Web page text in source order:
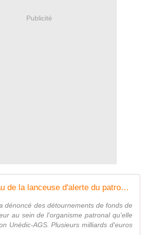
Publicité
Qui veut la peau de la lanceuse d'alerte du patronat ?
dénoncé des détournements de fonds de
au sein de l'organisme patronal qu'elle
Unédic-AGS. Plusieurs milliards d'euros